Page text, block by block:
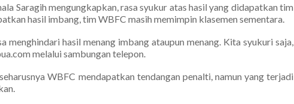
Saragih mengungkapkan, rasa syukur atas hasil yang didapatkan tim
hasil imbang, tim WBFC masih memimpin klasemen sementara.
menghindari hasil menang imbang ataupun menang. Kita syukuri saja,
melalui sambungan telepon.
WBFC mendapatkan tendangan penalti, namun yang terjadi